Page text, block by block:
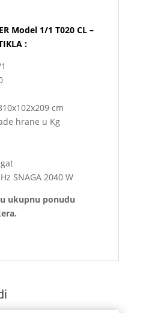
Model 1/1 T020 CL –
ARTIKLA :
cm
hrane u Kg
SNAGA 2040 W
ukupnu ponudu